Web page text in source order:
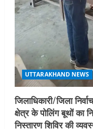
UTTARAKHAND NEWS
जिलाधिकारी/जिला
क्षेत्र के पोलिंग बूथों का
निस्तारण शिविर की